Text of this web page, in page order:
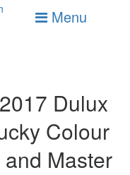
Menu
Dulux
Colour
Master